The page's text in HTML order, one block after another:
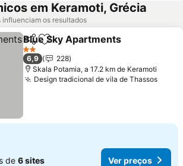
em Keramoti, Grécia
influenciam os resultados
PartilharAdicionar aos favoritos
Blue Sky Apartments
2 Estrelas
6,9
228
Skala Potamia, a 17.2 km de Keramoti
Design tradicional de vila de Thassos
de 6 sites Ver preços